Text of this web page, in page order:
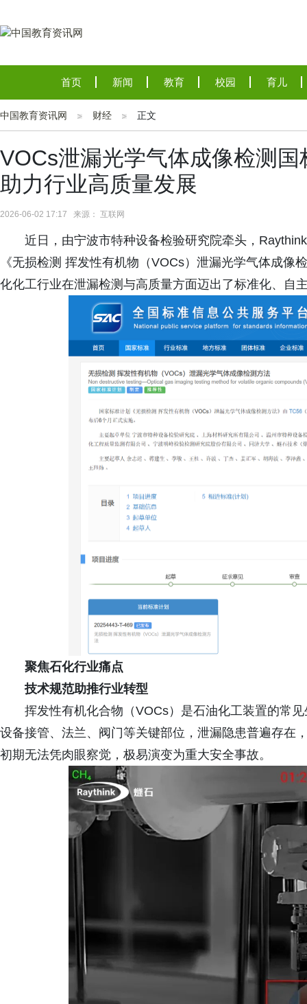
首页 新闻 教育 校园 育儿
中国教育资讯网 财经 正文
VOCs泄漏光学气体成像检测
助力行业高质量发展
2026-06-02 17:17 来源： 互联网
近日，由宁波市特种设备检验研究院牵头，
《无损检测 挥发性有机物（VOCs）泄漏光学气体成
化化工行业在泄漏检测与高质量方面迈出了标准化、自
聚焦石化行业痛点
技术规范助推行业转型
挥发性有机化合物（VOCs）是石油化工装置的常
设备接管、法兰、阀门等关键部位，泄漏隐患普遍存在
初期无法凭肉眼察觉，极易演变为重大安全事故。